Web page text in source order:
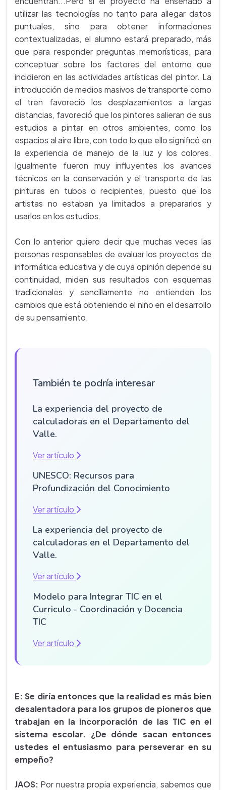
utilizar las tecnologías no tanto para allegar datos
puntuales, sino para obtener informaciones
contextualizadas, el alumno estará preparado, más
que para responder preguntas memorísticas, para
conceptuar sobre los factores del entorno que
incidieron en las actividades artísticas del pintor. La
introducción de medios masivos de transporte como
el tren favoreció los desplazamientos a largas
distancias, favoreció que los pintores salieran de sus
estudios a pintar en otros ambientes, como los
espacios al aire libre, con todo lo que ello significó en
la experiencia de manejo de la luz y los colores.
Igualmente fueron muy influyentes los avances
técnicos en la conservación y el transporte de las
pinturas en tubos o recipientes, puesto que los
artistas no estaban ya limitados a prepararlos y
usarlos en los estudios.
Con lo anterior quiero decir que muchas veces las
personas responsables de evaluar los proyectos de
informática educativa y de cuya opinión depende su
continuidad, miden sus resultados con esquemas
tradicionales y sencillamente no entienden los
cambios que está obteniendo el niño en el desarrollo
de su pensamiento.
También te podría interesar
La experiencia del proyecto de
calculadoras en el Departamento del
Valle.
Ver artículo
UNESCO: Recursos para
Profundización del Conocimiento
Ver artículo
La experiencia del proyecto de
calculadoras en el Departamento del
Valle.
Ver artículo
Modelo para Integrar TIC en el
Curriculo - Coordinación y Docencia
TIC
Ver artículo
E: Se diría entonces que la realidad es más bien
desalentadora para los grupos de pioneros que
trabajan en la incorporación de las TIC en el
sistema escolar. ¿De dónde sacan entonces
ustedes el entusiasmo para perseverar en su
empeño?
JAOS: Por nuestra propia experiencia, sabemos que